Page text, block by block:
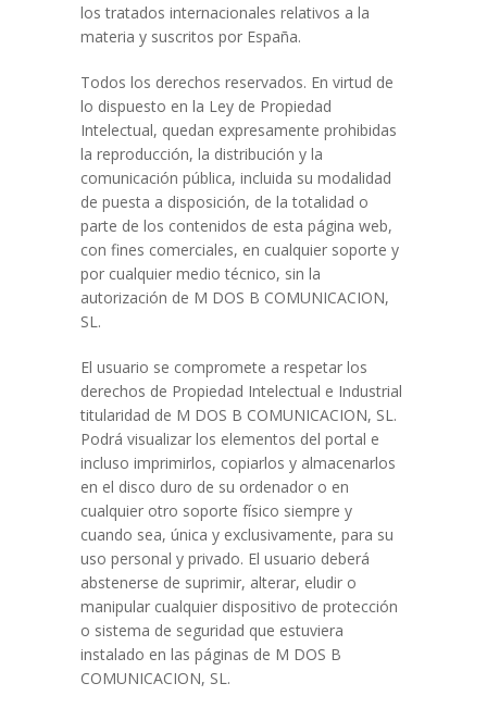
los tratados internacionales relativos a la
materia y suscritos por España.
Todos los derechos reservados. En virtud de
lo dispuesto en la Ley de Propiedad
Intelectual, quedan expresamente prohibidas
la reproducción, la distribución y la
comunicación pública, incluida su modalidad
de puesta a disposición, de la totalidad o
parte de los contenidos de esta página web,
con fines comerciales, en cualquier soporte y
por cualquier medio técnico, sin la
autorización de M DOS B COMUNICACION,
SL.
El usuario se compromete a respetar los
derechos de Propiedad Intelectual e Industrial
titularidad de M DOS B COMUNICACION, SL.
Podrá visualizar los elementos del portal e
incluso imprimirlos, copiarlos y almacenarlos
en el disco duro de su ordenador o en
cualquier otro soporte físico siempre y
cuando sea, única y exclusivamente, para su
uso personal y privado. El usuario deberá
abstenerse de suprimir, alterar, eludir o
manipular cualquier dispositivo de protección
o sistema de seguridad que estuviera
instalado en las páginas de M DOS B
COMUNICACION, SL.